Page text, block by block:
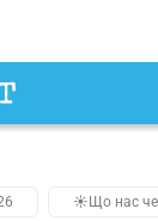
☀️Що нас